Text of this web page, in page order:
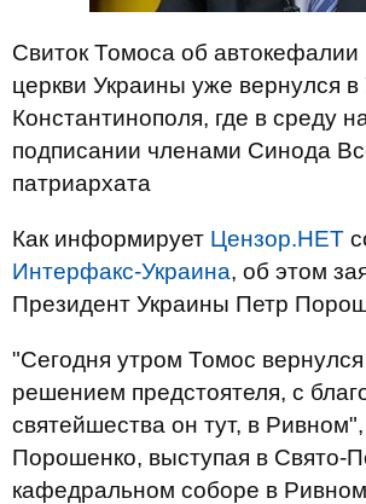
Свиток Томоса об
церкви Украины уже вернулся в
Константинополя, где в среду
подписании членами Синода
патриархата
Как информирует Цензор.НЕТ
Интерфакс-Украина, об этом
Президент Украины Петр
"Сегодня утром Томос
решением предстоятеля, с
святейшества он тут, в Ривном",
Порошенко, выступая в Свято-
кафедральном соборе в Ривном